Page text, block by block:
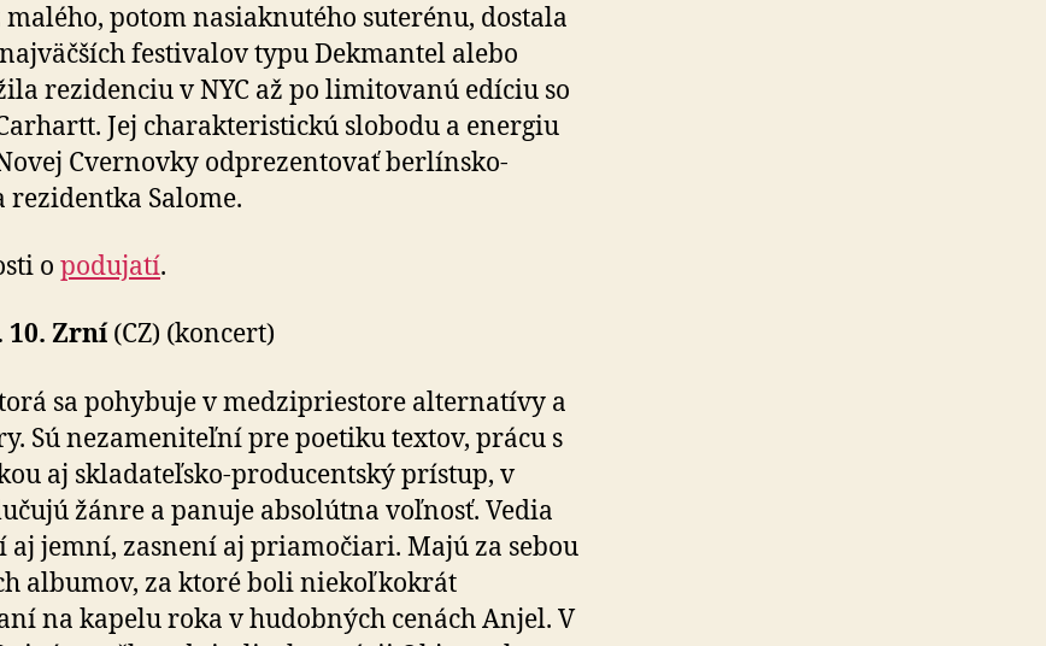
malého, potom nasiaknutého suterénu, dostala
festivalov typu Dekmantel alebo
rezidenciu v NYC až po limitovanú edíciu so
Jej charakteristickú slobodu a energiu
Cvernovky odprezentovať berlínsko-
rezidentka Salome.
o podujatí.
10. Zrní (CZ) (koncert)
sa pohybuje v medzipriestore alternatívy a
Sú nezameniteľní pre poetiku textov, prácu s
aj skladateľsko-pro­du­centský prístup, v
žánre a panuje absolútna voľnosť. Vedia
aj jemní, zasnení aj priamočiari. Majú za sebou
albumov, za ktoré boli niekoľkokrát
na kapelu roka v hudobných cenách Anjel. V